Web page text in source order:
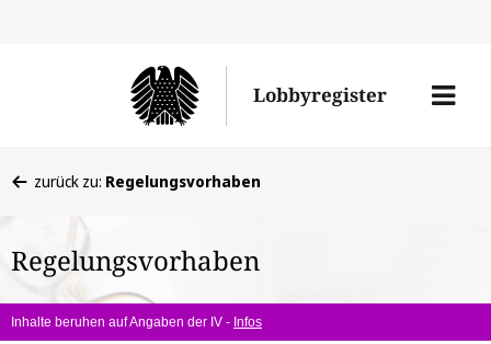
Lobbyregister
Menü
befinden
hier:
zurück zu: Regelungsvorhaben
Regelungsvorhaben
Inhalte beruhen auf Angaben der IV - Infos